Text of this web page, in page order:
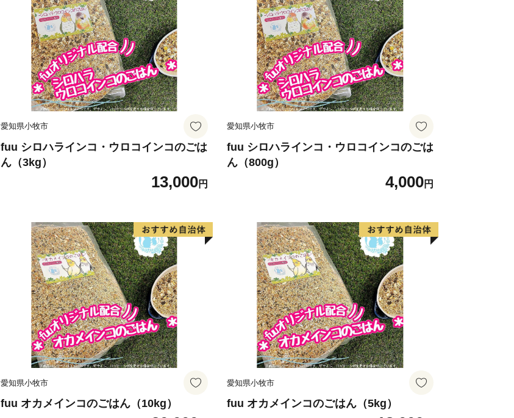
愛知県小牧市
fuu シロハラインコ・ウロコインコのごは
ん（3kg）
13,000円
愛知県小牧市
fuu シロハラインコ・ウロコインコのごは
ん（800g）
4,000円
愛知県小牧市
fuu オカメインコのごはん（10kg）
愛知県小牧市
fuu オカメインコのごはん（5kg）